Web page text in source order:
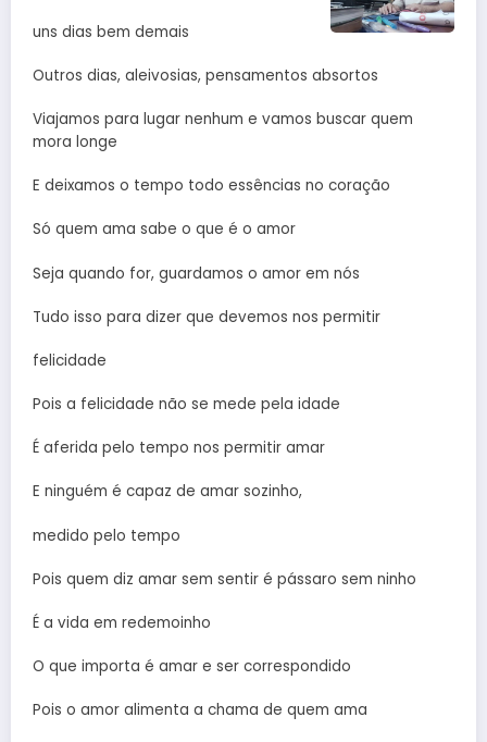
uns dias bem demais
Outros dias, aleivosias, pensamentos absortos
Viajamos para lugar nenhum e vamos buscar quem
mora longe
E deixamos o tempo todo essências no coração
Só quem ama sabe o que é o amor
Seja quando for, guardamos o amor em nós
Tudo isso para dizer que devemos nos permitir
felicidade
Pois a felicidade não se mede pela idade
É aferida pelo tempo nos permitir amar
E ninguém é capaz de amar sozinho,
medido pelo tempo
Pois quem diz amar sem sentir é pássaro sem ninho
É a vida em redemoinho
O que importa é amar e ser correspondido
Pois o amor alimenta a chama de quem ama